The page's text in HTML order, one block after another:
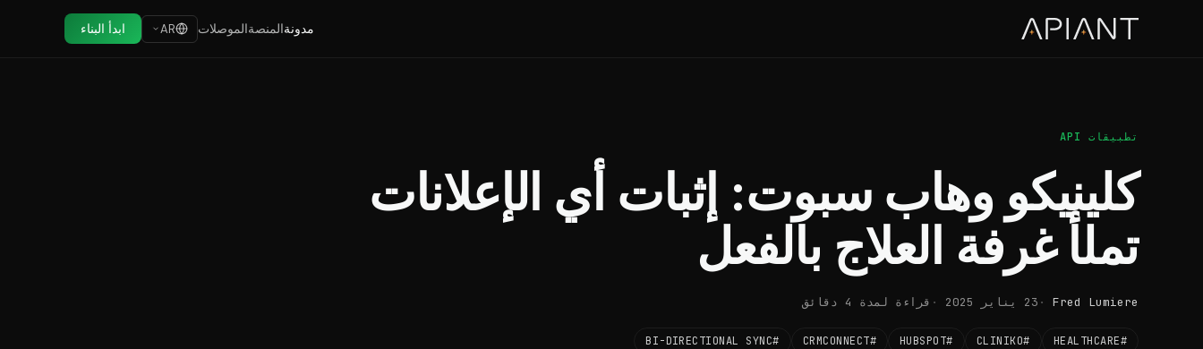
مدونةالمنصةالموصلات AR ابدأ البناء
تطبيقات API
كلينيكو وهاب سبوت: إثبات أي الإعلانات
تملأ غرفة العلاج بالفعل
Fred Lumiere 23 يناير 2025 قراءة لمدة 4 دقائق
#HEALTHCARE
#CLINIKO
#HUBSPOT
#CRMCONNECT
#BI-DIRECTIONAL SYNC